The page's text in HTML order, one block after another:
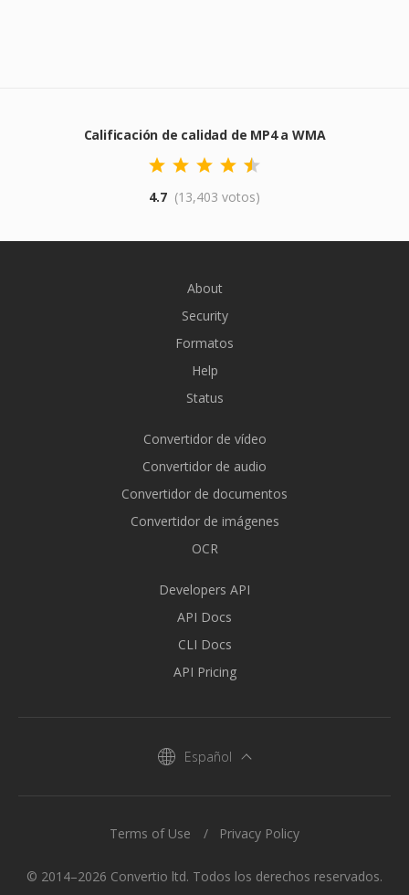
Calificación de calidad de MP4 a WMA
4.7 (13,403 votos)
About
Security
Formatos
Help
Status
Convertidor de vídeo
Convertidor de audio
Convertidor de documentos
Convertidor de imágenes
OCR
Developers API
API Docs
CLI Docs
API Pricing
Español
© 2014–2026 Convertio ltd. Todos los derechos reservados.
Terms of Use Privacy Policy